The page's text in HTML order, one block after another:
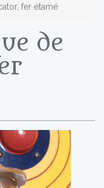
fer étamé
de